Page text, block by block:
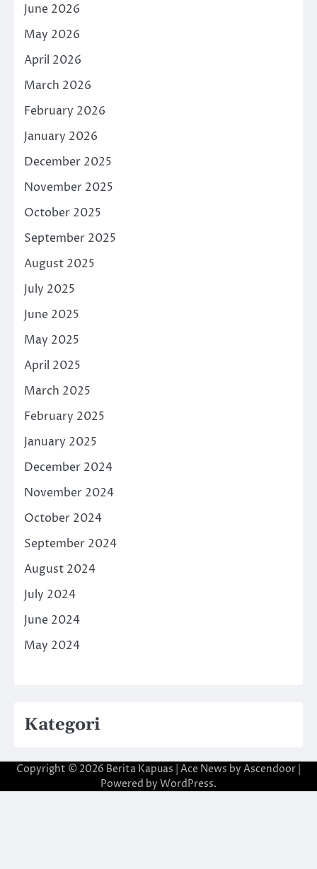
June 2026
May 2026
April 2026
March 2026
February 2026
January 2026
December 2025
November 2025
October 2025
September 2025
August 2025
July 2025
June 2025
May 2025
April 2025
March 2025
February 2025
January 2025
December 2024
November 2024
October 2024
September 2024
August 2024
July 2024
June 2024
May 2024
Kategori
Copyright © 2026 Berita Kapuas | Ace News by Ascendoor
Powered by WordPress.